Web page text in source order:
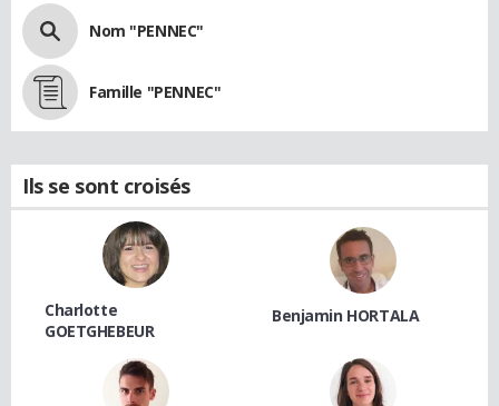
Nom "PENNEC"
Famille "PENNEC"
Ils se sont croisés
Charlotte
GOETGHEBEUR
Benjamin HORTALA